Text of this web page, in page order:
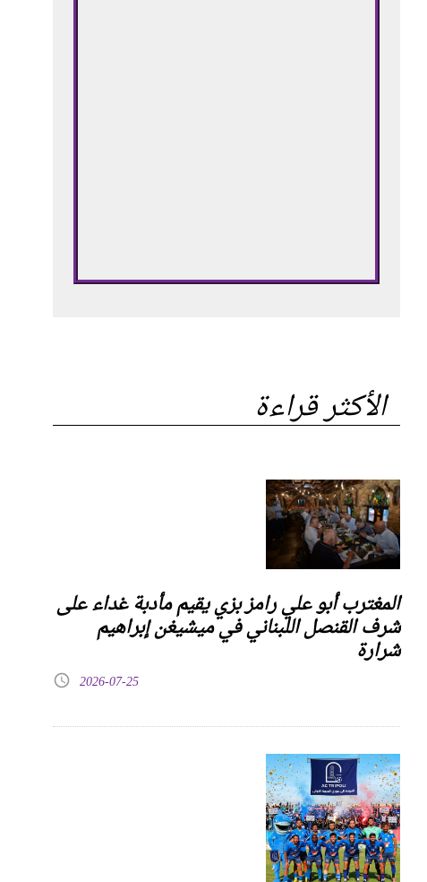
الأكثر قراءة
المغترب أبو علي رامز بزي يقيم مأدبة غداء على
شرف القنصل اللبناني في ميشيغن إبراهيم
شرارة
2026-07-25